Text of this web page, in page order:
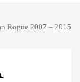
Rogue 2007 – 2015